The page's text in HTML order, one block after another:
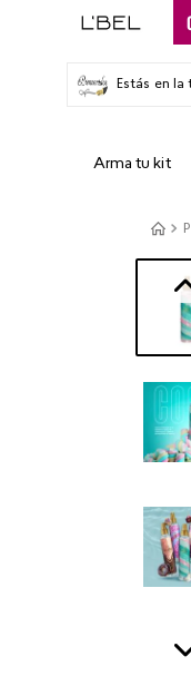
Estás en
Arma tu kit